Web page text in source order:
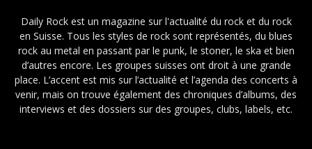
Daily Rock est un magazine sur l'actualité du rock et du rock
en Suisse. Tous les styles de rock sont représentés, du blues
rock au metal en passant par le punk, le stoner, le ska et bien
d’autres encore. Les groupes suisses ont droit à une grande
place. L’accent est mis sur l’actualité et l’agenda des concerts à
venir, mais on trouve également des chroniques d’albums, des
interviews et des dossiers sur des groupes, clubs, labels, etc.